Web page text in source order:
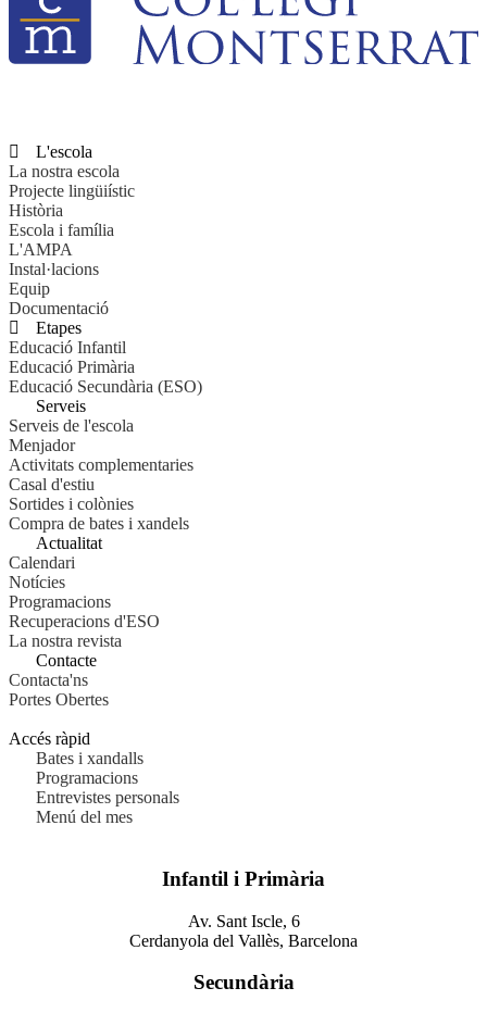
L'escola
La nostra escola
Projecte lingüiístic
Història
Escola i família
L'AMPA
Instal·lacions
Equip
Documentació
Etapes
Educació Infantil
Educació Primària
Educació Secundària (ESO)
Serveis
Serveis de l'escola
Menjador
Activitats complementaries
Casal d'estiu
Sortides i colònies
Compra de bates i xandels
Actualitat
Calendari
Notícies
Programacions
Recuperacions d'ESO
La nostra revista
Contacte
Contacta'ns
Portes Obertes
Accés ràpid
Bates i xandalls
Programacions
Entrevistes personals
Menú del mes
Infantil i Primària
Av. Sant Iscle, 6
Cerdanyola del Vallès, Barcelona
Secundària